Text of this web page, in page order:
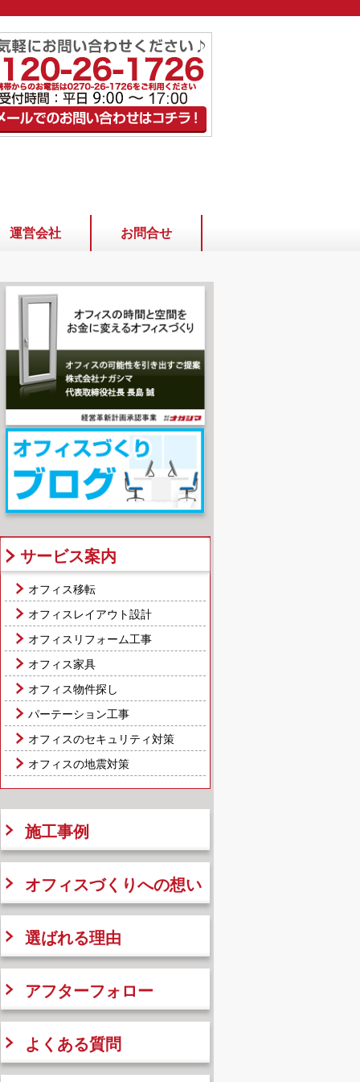
運営会社 お問合せ
サービス案内
オフィス移転
オフィスレイアウト設計
オフィスリフォーム工事
オフィス家具
オフィス物件探し
パーテーション工事
オフィスのセキュリティ対策
オフィスの地震対策
施工事例
オフィスづくりへの想い
選ばれる理由
アフターフォロー
よくある質問